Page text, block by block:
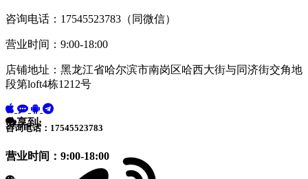
咨询电话：17545523783（同微信）
营业时间：9:00-18:00
店铺地址：黑龙江省哈尔滨市南岗区哈西大街与同济街交角地
段第loft4栋1212号
咨询电话：17545523783
营业时间：9:00-18:00
分享到: